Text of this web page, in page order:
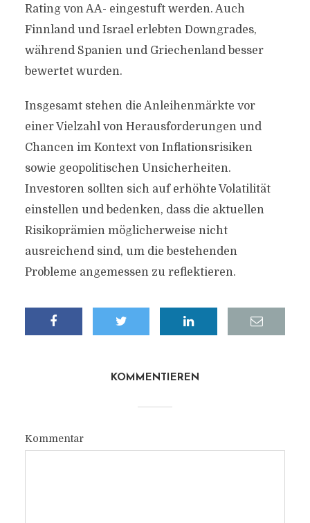
Rating von AA- eingestuft werden. Auch
Finnland und Israel erlebten Downgrades,
während Spanien und Griechenland besser
bewertet wurden.
Insgesamt stehen die Anleihenmärkte vor
einer Vielzahl von Herausforderungen und
Chancen im Kontext von Inflationsrisiken
sowie geopolitischen Unsicherheiten.
Investoren sollten sich auf erhöhte Volatilität
einstellen und bedenken, dass die aktuellen
Risikoprämien möglicherweise nicht
ausreichend sind, um die bestehenden
Probleme angemessen zu reflektieren.
KOMMENTIEREN
Kommentar